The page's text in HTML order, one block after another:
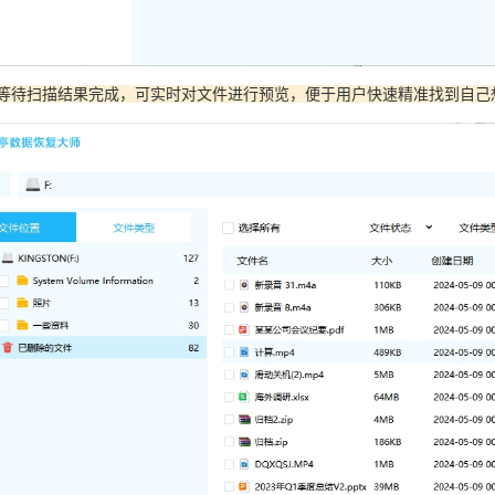
待扫描结果完成，可实时对文件进行预览，便于用户快速精准找到自己